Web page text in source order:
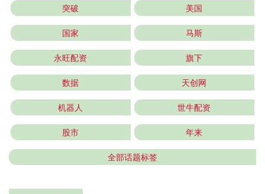
突破 美国
国家 马斯
永旺配资 旗下
数据 天创网
机器人 世牛配资
股市 年来
全部话题标签